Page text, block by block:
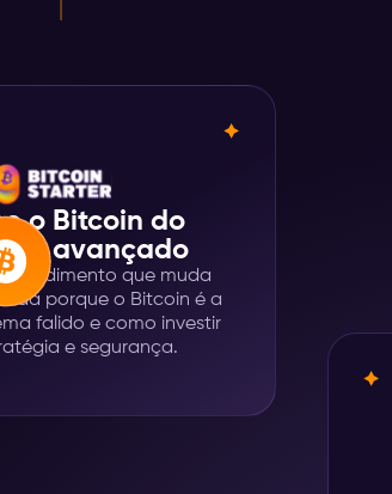
o Bitcoin do
ao avançado
que muda
porque o Bitcoin é a
falido e como investir
e segurança.